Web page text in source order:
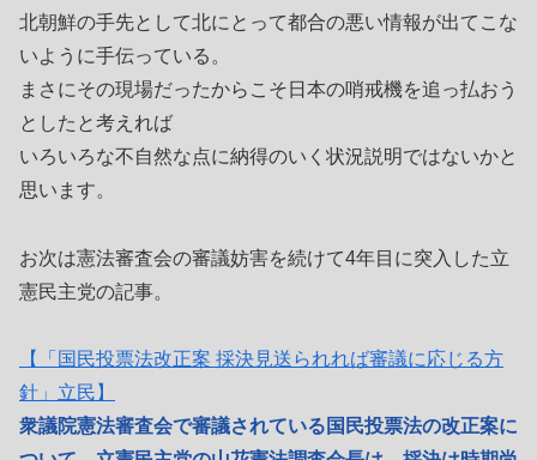
北朝鮮の手先として北にとって都合の悪い情報が出てこな
いように手伝っている。
まさにその現場だったからこそ日本の哨戒機を追っ払おう
としたと考えれば
いろいろな不自然な点に納得のいく状況説明ではないかと
思います。
お次は憲法審査会の審議妨害を続けて4年目に突入した立
憲民主党の記事。
【「国民投票法改正案 採決見送られれば審議に応じる方
針」立民】
衆議院憲法審査会で審議されている国民投票法の改正案に